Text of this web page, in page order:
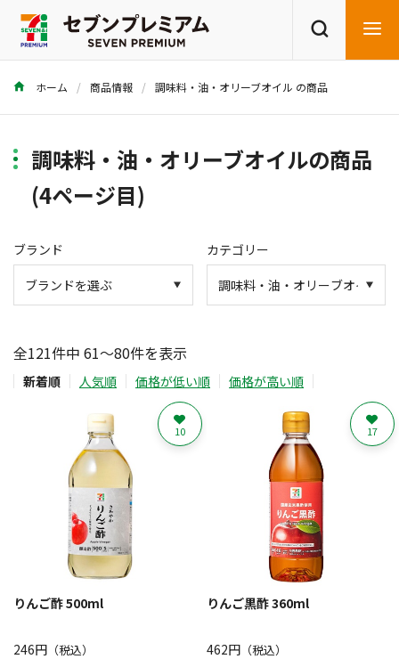
商品を探す レシピを探す
ホーム 商品情報 調味料・油・オリーブオイル の商品
調味料・油・オリーブオイルの商品
(4ページ目)
ブランド カテゴリー
全121件中 61～80件を表示
新着順 人気順 価格が低い順 価格が高い順
りんご酢 500ml
246円 （税込）
10
りんご黒酢 360ml
462円（税込）
17